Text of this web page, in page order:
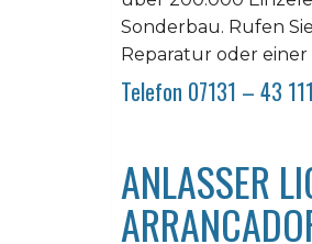
Sonderbau. Rufen
Reparatur oder
Telefon 07131 – 43 111
ANLASSER